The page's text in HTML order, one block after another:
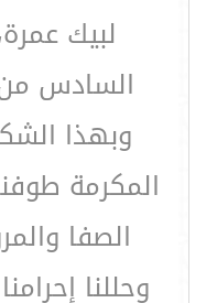
لبيك
السادس
وبهذا
المكرمة
الصفا
وحللنا